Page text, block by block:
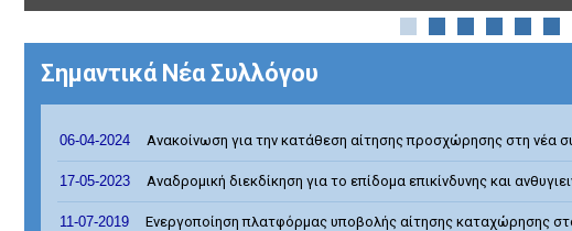
Σημαντικά Νέα Συλλόγου
06-04-2024 Ανακοίνωση για την κατάθεση αίτησης προσχώρησης στη νέα
17-05-2023 Αναδρομική διεκδίκηση για το επίδομα επικίνδυνης και
11-07-2019
Ενεργοποίηση πλατφόρμας υποβολής αίτησης καταχώρησης